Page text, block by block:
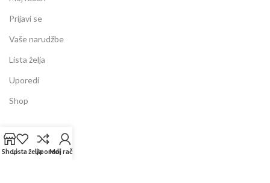
Prijavi se
Vaše narudžbe
Lista želja
Uporedi
Shop
INFORMACIJE
Prodajni centar
ShopLista željaUporediMoj račun